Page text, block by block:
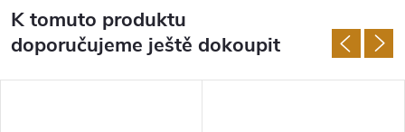
K tomuto produktu
doporučujeme ještě dokoupit